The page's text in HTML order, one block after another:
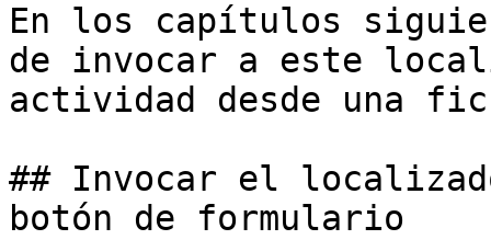
En los capítulos
de invocar a este
actividad desde una
## Invocar el
botón de formulario